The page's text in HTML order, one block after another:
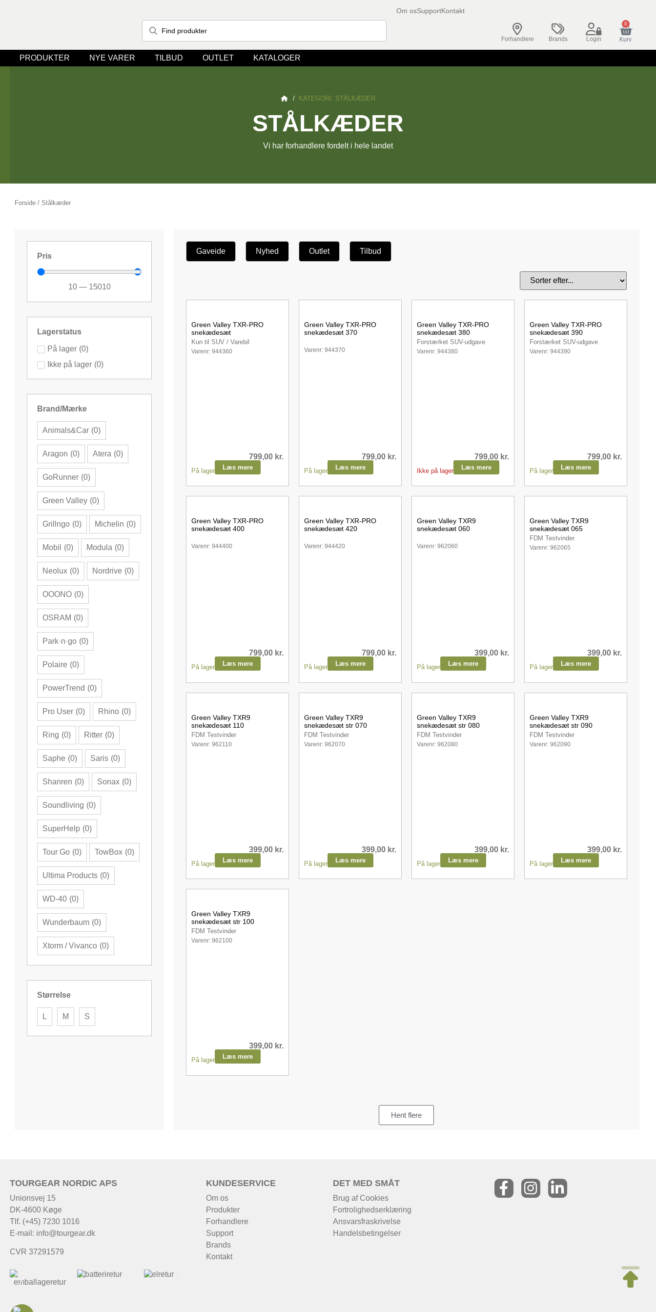
Om osSupportKontakt
Forhandlere Brands Login
0
Kurv
PRODUKTER NYE VARER TILBUD OUTLET KATALOGER
/ KATEGORI: STÅLKÆDER
STÅLKÆDER
Vi har forhandlere fordelt i hele landet
Forside / Stålkæder
Pris
10 — 15010
Lagerstatus
På lager (0)
Ikke på lager (0)
Brand/Mærke
Animals&Car (0)
Aragon (0) Atera (0)
GoRunner (0)
Green Valley (0)
Grillngo (0) Michelin (0)
Mobil (0) Modula (0)
Neolux (0) Nordrive (0)
OOONO (0)
OSRAM (0)
Park·n·go (0)
Polaire (0)
PowerTrend (0)
Pro User (0) Rhino (0)
Ring (0) Ritter (0)
Saphe (0) Saris (0)
Shanren (0) Sonax (0)
Soundliving (0)
SuperHelp (0)
Tour Go (0) TowBox (0)
Ultima Products (0)
WD-40 (0)
Wunderbaum (0)
Xtorm / Vivanco (0)
Størrelse
L M S
Gaveide Nyhed Outlet Tilbud
Green Valley TXR-PRO
snekædesæt
Kun til SUV / Varebil
Varenr: 944360
799,00 kr.
På lager Læs mere
Green Valley TXR-PRO
snekædesæt 370
Varenr: 944370
799,00 kr.
På lager Læs mere
Green Valley TXR-PRO
snekædesæt 380
Forstærket SUV-udgave
Varenr: 944380
799,00 kr.
Ikke på lager Læs mere
Green Valley TXR-PRO
snekædesæt 390
Forstærket SUV-udgave
Varenr: 944390
799,00 kr.
På lager Læs mere
Green Valley TXR-PRO
snekædesæt 400
Varenr: 944400
799,00 kr.
På lager Læs mere
Green Valley TXR-PRO
snekædesæt 420
Varenr: 944420
799,00 kr.
På lager Læs mere
Green Valley TXR9
snekædesæt 060
Varenr: 962060
399,00 kr.
På lager Læs mere
Green Valley TXR9
snekædesæt 065
FDM Testvinder
Varenr: 962065
399,00 kr.
På lager Læs mere
Green Valley TXR9
snekædesæt 110
FDM Testvinder
Varenr: 962110
399,00 kr.
På lager Læs mere
Green Valley TXR9
snekædesæt str 070
FDM Testvinder
Varenr: 962070
399,00 kr.
På lager Læs mere
Green Valley TXR9
snekædesæt str 080
FDM Testvinder
Varenr: 962080
399,00 kr.
På lager Læs mere
Green Valley TXR9
snekædesæt str 090
FDM Testvinder
Varenr: 962090
399,00 kr.
På lager Læs mere
Green Valley TXR9
snekædesæt str 100
FDM Testvinder
Varenr: 962100
399,00 kr.
På lager Læs mere
Hent flere
TOURGEAR NORDIC APS
Unionsvej 15
DK-4600 Køge
Tlf. (+45) 7230 1016
E-mail: info@tourgear.dk
CVR 37291579
KUNDESERVICE
Om os
Produkter
Forhandlere
Support
Brands
Kontakt
DET MED SMÅT
Brug af Cookies
Fortrolighedserklæring
Ansvarsfraskrivelse
Handelsbetingelser